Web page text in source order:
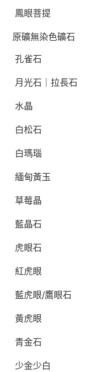
鳳眼菩提
原礦無染色礦石
孔雀石
月光石｜拉長石
水晶
白松石
白瑪瑙
緬甸黃玉
草莓晶
藍晶石
虎眼石
紅虎眼
藍虎眼/鷹眼石
黃虎眼
青金石
少金少白